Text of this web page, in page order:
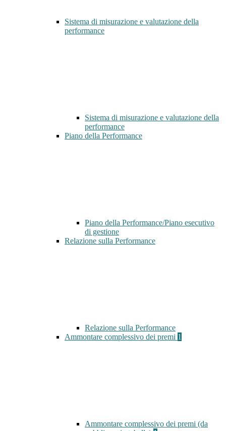
Sistema di misurazione e valutazione della
performance
Sistema di misurazione e valutazione della
performance
Piano della Performance
Piano della Performance/Piano esecutivo
di gestione
Relazione sulla Performance
Relazione sulla Performance
Ammontare complessivo dei premi 1
Ammontare complessivo dei premi (da